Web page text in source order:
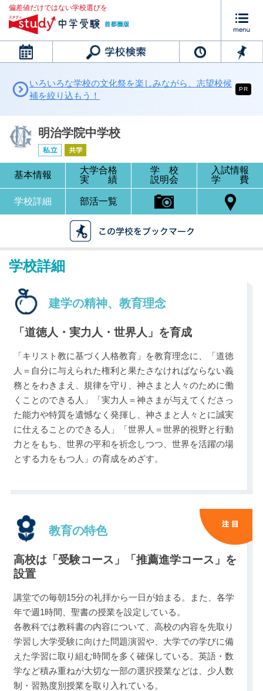
偏差値だけではない学校選びを
カレンダー
明治学院中学校
ブックマークした学校
ブックマークした学校はありません
いろいろな学校の文化祭を楽しみながら、志望校候
補を絞り込もう！
PR
明治学院中学校
基本情報
大学合格
実 績
学 校
説明会
入試情報
学 費
学校詳細 部活一覧
学校詳細
建学の精神、教育理念
「道徳人・実力人・世界人」を育成
「キリスト教に基づく人格教育」を教育理念に、「道徳
人＝自分に与えられた権利と果たさなければならない義
務とをわきまえ、規律を守り、神さまと人々のために働
くことのできる人」「実力人＝神さまが与えてくださっ
た能力や特質を遺憾なく発揮し、神さまと人々とに誠実
に仕えることのできる人」「世界人＝世界的視野と行動
力とをもち、世界の平和を祈念しつつ、世界を活躍の場
とする力をもつ人」の育成をめざす。
教育の特色
高校は「受験コース」「推薦進学コース」を
設置
講堂での毎朝15分の礼拝から一日が始まる。また、各学
年で週1時間、聖書の授業を設定している。
各教科では教科書の内容について、高校の内容を先取り
学習し大学受験に向けた問題演習や、大学での学びに備
えた学習に取り組む時間を多く確保している。英語・数
学など積み重ねが大切な一部の選択授業などは、少人数
制・習熟度別授業を取り入れている。